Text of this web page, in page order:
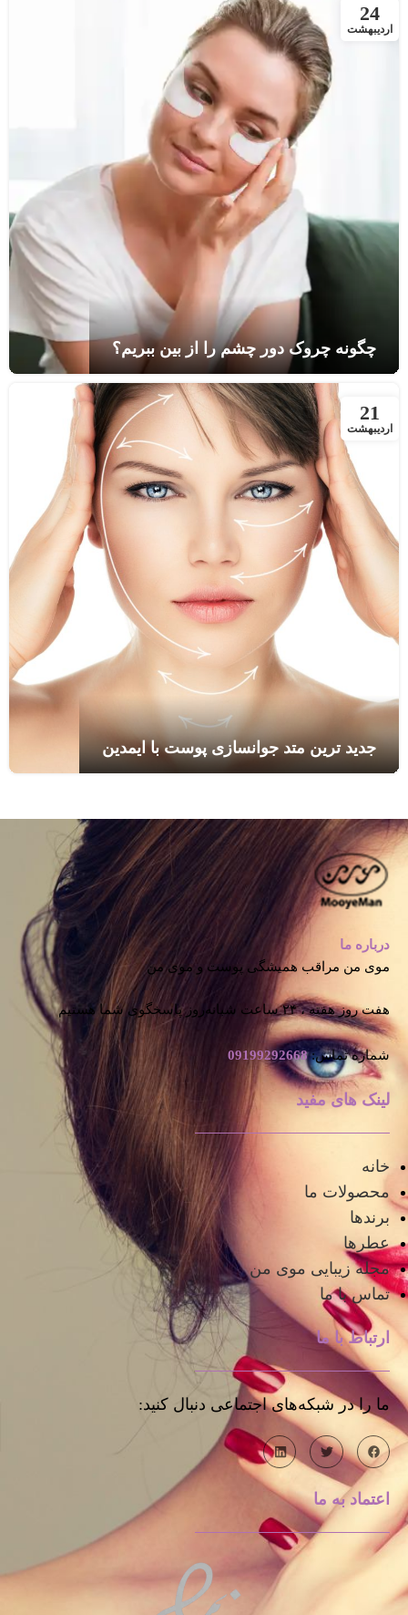
چگونه چروک دور چشم را از بین ببریم؟
اردیبهشت
درباره ما
موی من مراقب همیشگی پوست و موی من
هفت روز هفته ، ۲۴ ساعت شبانه‌روز پاسخگوی شما هستیم
شماره تماس:09199292668
لینک های مفید
خانه
محصولات ما
برندها
عطرها
مجله زیبایی موی من
تماس با ما
ارتباط با ما
ما را در شبکه‌های اجتماعی دنبال کنید:
اعتماد به ما